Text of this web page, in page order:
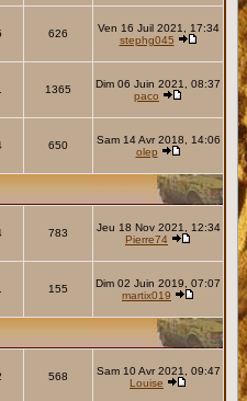
626
Ven 16 Juil 2021, 17:34
stephg045
1365
Dim 06 Juin 2021, 08:37
paco
650
Sam 14 Avr 2018, 14:06
olep
783
Jeu 18 Nov 2021, 12:34
Pierre74
155
Dim 02 Juin 2019, 07:07
martix019
568
Sam 10 Avr 2021, 09:47
Louise